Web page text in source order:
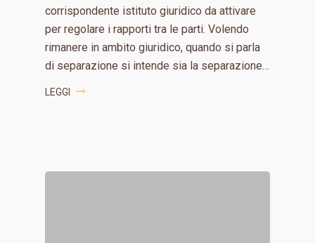
corrispondente istituto giuridico da attivare
per regolare i rapporti tra le parti. Volendo
rimanere in ambito giuridico, quando si parla
di separazione si intende sia la separazione…
LEGGI